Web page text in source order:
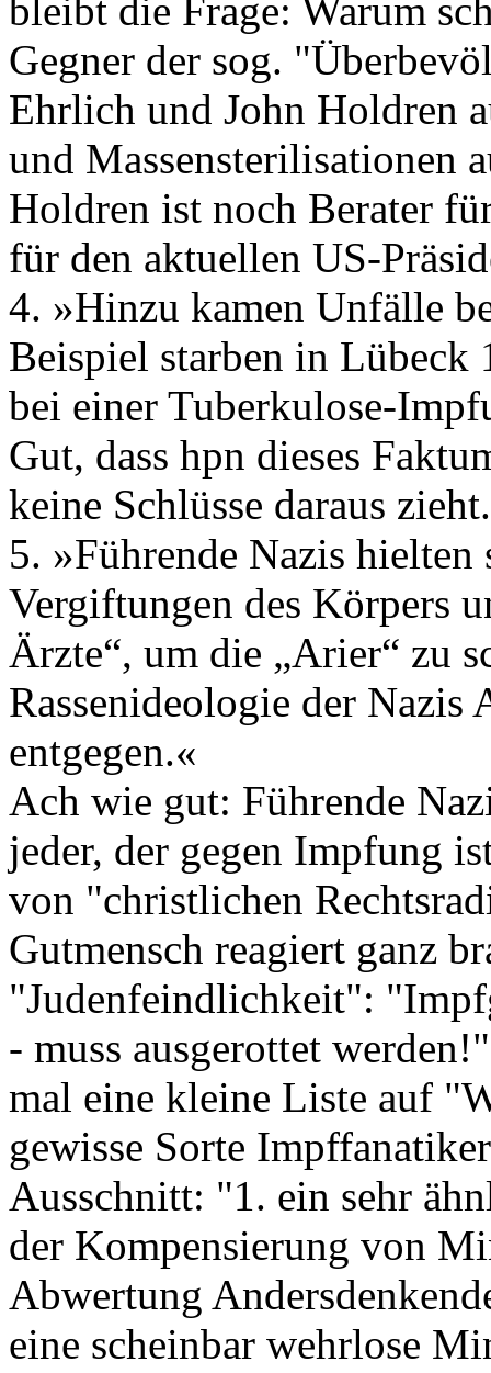
bleibt die Frage: Warum
Gegner der sog.
Ehrlich und John Holdren
und Massensterilisationen
Holdren ist noch Berater
für den aktuellen US-
4. »Hinzu kamen Unfälle
Beispiel starben in Lübeck
bei einer Tuberkulose-
Gut, dass hpn dieses
keine Schlüsse daraus zieht.
5. »Führende Nazis
Vergiftungen des Körpers
Ärzte“, um die „Arier“ zu
Rassenideologie der
entgegen.«
Ach wie gut: Führende
jeder, der gegen Impfung
von "christlichen
Gutmensch reagiert ganz
"Judenfeindlichkeit":
- muss ausgerottet
mal eine kleine Liste auf
gewisse Sorte
Ausschnitt: "1. ein sehr
der Kompensierung von
Abwertung
eine scheinbar wehrlose